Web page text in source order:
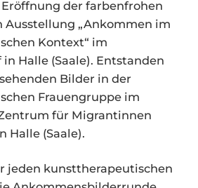
der farbenfrohen
„Ankommen im
Kontext“ im
in Halle (Saale). Entstanden
Bilder in der
Frauengruppe im
für Migrantinnen
Halle (Saale).
jeden kunsttherapeutischen